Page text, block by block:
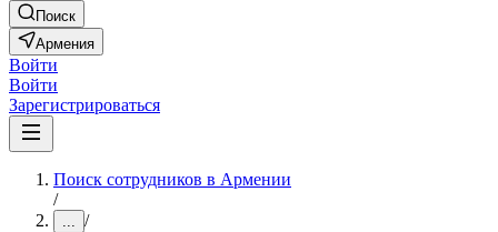
Поиск
Армения
Войти
Войти
Зарегистрироваться
Поиск сотрудников в Армении
/
... /